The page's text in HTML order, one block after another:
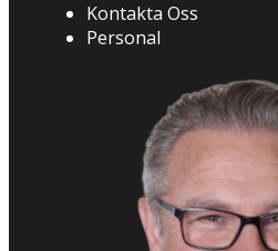
Kontakta Oss
Personal